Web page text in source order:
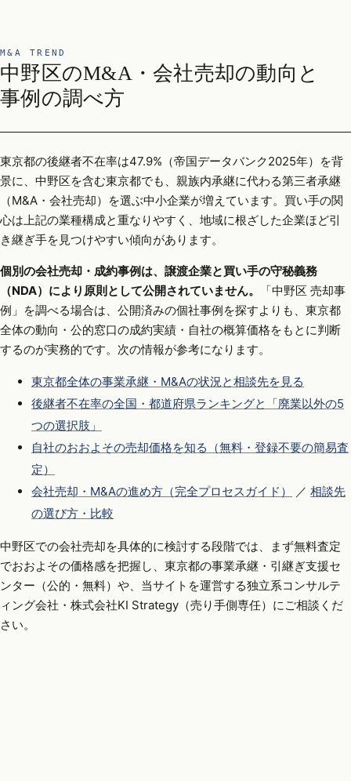
M&A TREND
中野区のM&A・会社売却の動向と
事例の調べ方
東京都の後継者不在率は47.9%（帝国データバンク2025年）を背
景に、中野区を含む東京都でも、親族内承継に代わる第三者承継
（M&A・会社売却）を選ぶ中小企業が増えています。買い手の関
心は上記の業種構成と重なりやすく、地域に根ざした企業ほど引
き継ぎ手を見つけやすい傾向があります。
個別の会社売却・成約事例は、譲渡企業と買い手の守秘義務
（NDA）により原則として公開されていません。
「中野区 売却事
例」を調べる場合は、公開済みの個社事例を探すよりも、東京都
全体の動向・公的窓口の成約実績・自社の概算価格をもとに判断
するのが実務的です。次の情報が参考になります。
東京都全体の事業承継・M&Aの状況と相談先を見る
後継者不在率の全国・都道府県ランキングと「廃業以外の5
つの選択肢」
自社のおおよその売却価格を知る（無料・登録不要の簡易査
定）
会社売却・M&Aの進め方（完全プロセスガイド）
／ 相談先
の選び方・比較
中野区での会社売却を具体的に検討する段階では、まず無料査定
でおおよその価格感を把握し、東京都の事業承継・引継ぎ支援セ
ンター（公的・無料）や、当サイトを運営する独立系コンサルテ
ィング会社・株式会社KI Strategy（売り手側専任）にご相談くだ
さい。